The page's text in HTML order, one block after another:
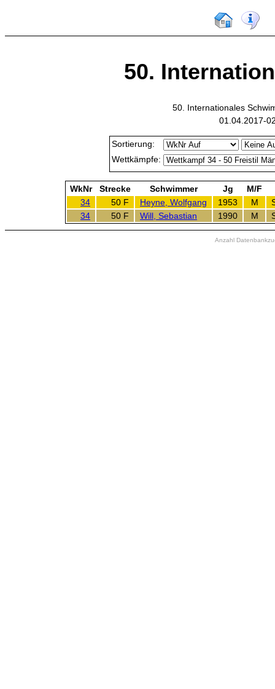
50.
50. Internationales
01.04.2017-
Sortierung:
Wettkämpfe:
WkNr Strecke Schwimmer Jg
M/F
34
50 F Heyne, Wolfgang 1953 M
34
50 F Will, Sebastian 1990 M
Anzahl